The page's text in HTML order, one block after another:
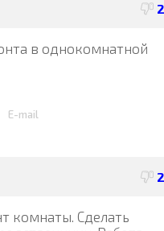
2
в однокомнатной
E-mail
2
комнаты. Сделать